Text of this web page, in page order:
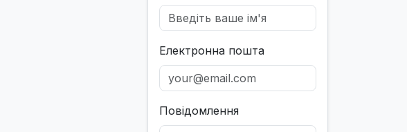
Електронна пошта
Повідомлення